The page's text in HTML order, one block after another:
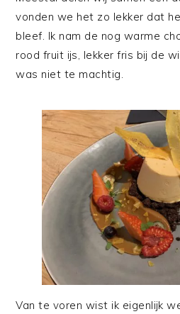
vonden we het zo lekker dat
bleef. Ik nam de nog warme
rood fruit ijs, lekker fris bij de
was niet te machtig.
Van te voren wist ik eigenlijk